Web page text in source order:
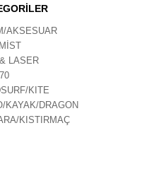
AKSESUAR
LASER
KITE
KAYAK/DRAGON
KISTIRMAÇ